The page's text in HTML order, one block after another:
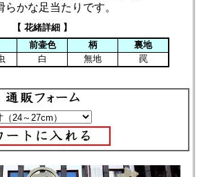
かな足当たりです。
【 花緒詳細 】
前壷色 柄
裏地
白 無地 罠